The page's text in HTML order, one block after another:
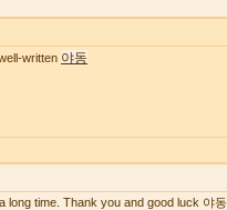
written 야동
long time. Thank you and good luck 야동